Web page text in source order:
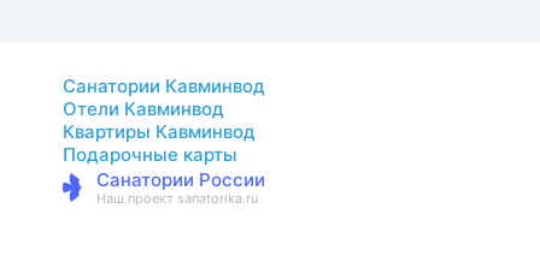
Санатории Кавминвод
Отели Кавминвод
Квартиры Кавминвод
Подарочные карты
Санатории России
Наш проект sanatorika.ru